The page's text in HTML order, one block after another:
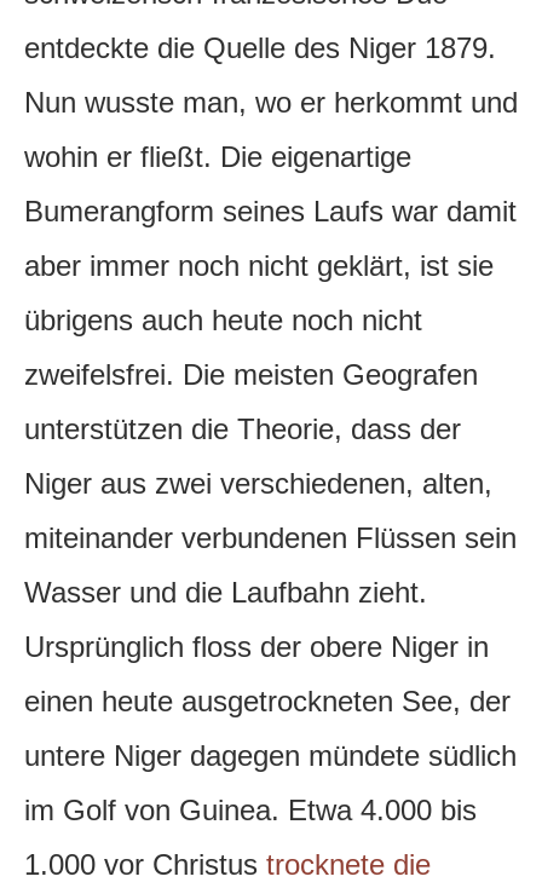
entdeckte die Quelle des Niger 1879.
Nun wusste man, wo er herkommt und
wohin er fließt. Die eigenartige
Bumerangform seines Laufs war damit
aber immer noch nicht geklärt, ist sie
übrigens auch heute noch nicht
zweifelsfrei. Die meisten Geografen
unterstützen die Theorie, dass der
Niger aus zwei verschiedenen, alten,
miteinander verbundenen Flüssen sein
Wasser und die Laufbahn zieht.
Ursprünglich floss der obere Niger in
einen heute ausgetrockneten See, der
untere Niger dagegen mündete südlich
im Golf von Guinea. Etwa 4.000 bis
1.000 vor Christus trocknete die